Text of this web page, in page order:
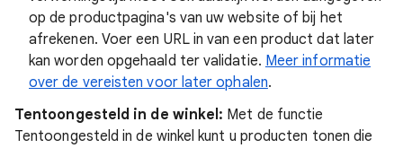
op de productpagina's van uw website of bij het
afrekenen. Voer een URL in van een product dat later
kan worden opgehaald ter validatie. Meer informatie
over de vereisten voor later ophalen.
Tentoongesteld in de winkel: Met de functie
Tentoongesteld in de winkel kunt u producten tonen die